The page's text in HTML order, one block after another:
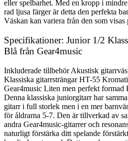
eller spelbarhet. Med en kropp i
rad ljusa färger är detta den perfekta
Väskan kan variera från den som visas
Specifikationer: Junior 1/2
Blå från Gear4music
Inkluderade tillbehör Akustisk
Klassiska gitarrsträngar HT-55
Gear4music Liten men perfekt formad
Denna klassiska juniorgitarr har
gitarr i full storlek men i en mer
för åldrarna 5-7. Den är tillverkad av
andra Gear4music-gitarrer och
naturligt förstärka ditt spelande